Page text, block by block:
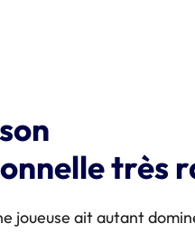
très
joueuse ait autant